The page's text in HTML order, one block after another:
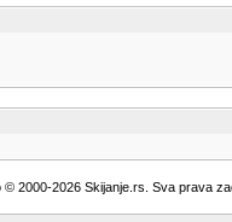
2000-2026 Skijanje.rs. Sva prava